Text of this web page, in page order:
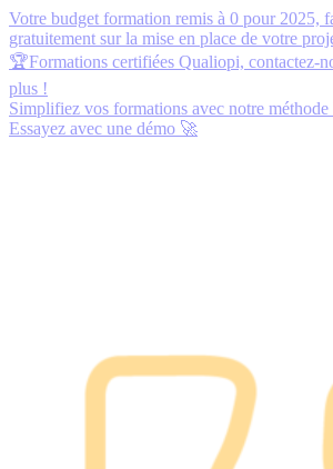
Votre budget formation remis à 0 pour 2025,
gratuitement sur la mise en place de votre
🏆Formations certifiées Qualiopi, contactez-
plus !
Simplifiez vos formations avec notre
Essayez avec une démo 🚀